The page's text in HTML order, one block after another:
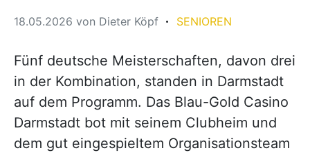
18.05.2026 von Dieter Köpf SENIOREN
Fünf deutsche Meisterschaften, davon drei
in der Kombination, standen in Darmstadt
auf dem Programm. Das Blau-Gold Casino
Darmstadt bot mit seinem Clubheim und
dem gut eingespieltem Organisationsteam